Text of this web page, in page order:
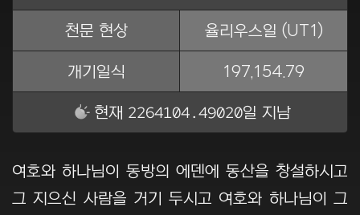
천문 현상 율리우스일 (UT1)
개기일식 197,154.79
현재 2264104.49020일 지남
여호와 하나님이 동방의 에덴에 동산을 창설하시고
그 지으신 사람을 거기 두시고 여호와 하나님이 그